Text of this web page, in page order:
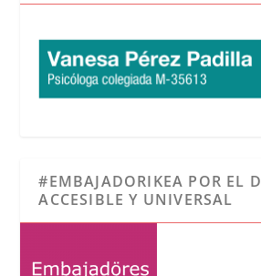
#EMBAJADORIKEA POR EL
ACCESIBLE Y UNIVERSAL